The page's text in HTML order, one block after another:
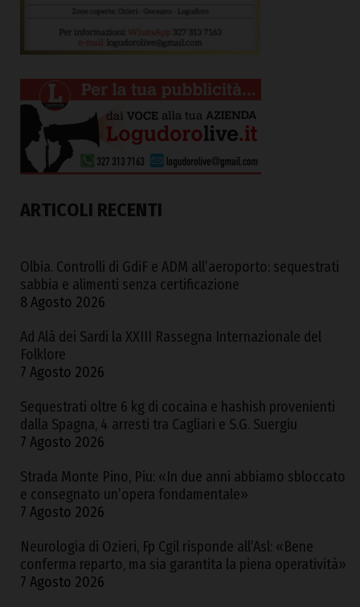
ARTICOLI RECENTI
Olbia. Controlli di GdiF e ADM all’aeroporto: sequestrati
sabbia e alimenti senza certificazione
8 Agosto 2026
Ad Alà dei Sardi la XXIII Rassegna Internazionale del
Folklore
7 Agosto 2026
Sequestrati oltre 6 kg di cocaina e hashish provenienti
dalla Spagna, 4 arresti tra Cagliari e S.G. Suergiu
7 Agosto 2026
Strada Monte Pino, Piu: «In due anni abbiamo sbloccato
e consegnato un’opera fondamentale»
7 Agosto 2026
Neurologia di Ozieri, Fp Cgil risponde all’Asl: «Bene
conferma reparto, ma sia garantita la piena operatività»
7 Agosto 2026